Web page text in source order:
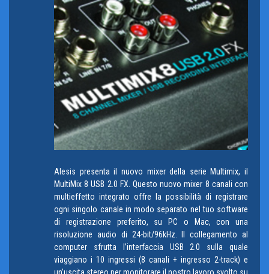
Alesis presenta il nuovo mixer della serie Multimix, il
MultiMix 8 USB 2.0 FX. Questo nuovo mixer 8 canali con
multieffetto integrato offre la possibilità di registrare
ogni singolo canale in modo separato nel tuo software
di registrazione preferito, su PC o Mac, con una
risoluzione audio di 24-bit/96kHz. Il collegamento al
computer sfrutta l’interfaccia USB 2.0 sulla quale
viaggiano i 10 ingressi (8 canali + ingresso 2-track) e